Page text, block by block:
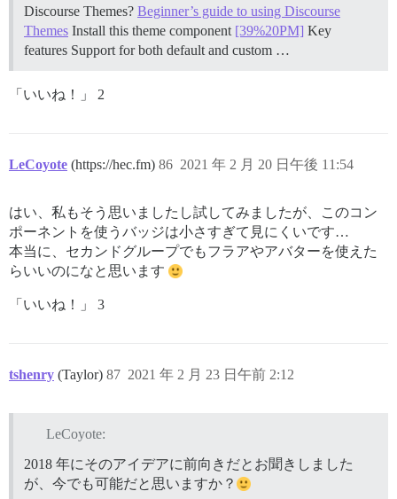
Discourse Themes? Beginner’s guide to using Discourse
Themes Install this theme component [39%20PM] Key
features Support for both default and custom …
「いいね！」 2
LeCoyote (https://hec.fm) 2021 年 2 月 20 日午後 11:54
86
はい、私もそう思いましたし試してみましたが、このコン
ポーネントを使うバッジは小さすぎて見にくいです…
本当に、セカンドグループでもフラアやアバターを使えた
らいいのになと思います
「いいね！」 3
tshenry (Taylor) 2021 年 2 月 23 日午前 2:12
87
LeCoyote:
2018 年にそのアイデアに前向きだとお聞きしました
が、今でも可能だと思いますか？